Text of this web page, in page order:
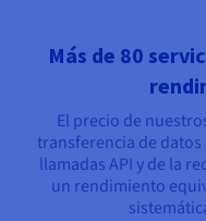
Más de 80
El precio de
transferencia de
llamadas API y de la
un rendimiento